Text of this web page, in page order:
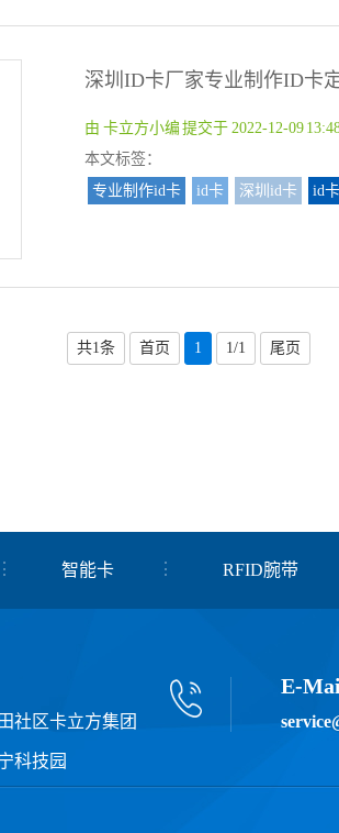
由 卡立方小编 提交于 2022-12-09
本文标签：
专业制作id卡
id卡 深圳id卡 id
共1条 首页 1 1/1 尾页
智能卡 RFID腕带
社区卡立方集团
科技园
E-